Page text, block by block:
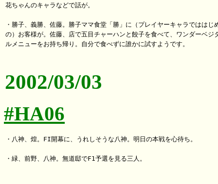
花ちゃんのキャラなどで話が。
・勝子、義勝、佐藤。勝子ママ食堂「勝」に（プレイヤーキャラでははじ
の）お客様が。佐藤、店で五目チャーハンと餃子を食べて、ワンダーベジ
ルメニューをお持ち帰り。自分で食べずに誰かに試すようです。
2002/03/03
#HA06
・八神、煌。FI開幕に、うれしそうな八神。明日の本戦を心待ち。
・緑、前野、八神。無道邸でF1予選を見る三人。